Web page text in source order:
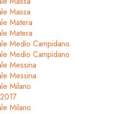
Massa
Matera
Matera
Medio Campidano
Medio Campidano
Messina
Messina
Milano
Milano